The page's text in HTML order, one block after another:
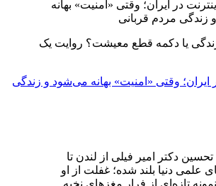
زندگی یا دکمه قطع معیشت؟ روایت یک
ایران؛ وقتی «امنیت» بهانه می‌شود و زندگی